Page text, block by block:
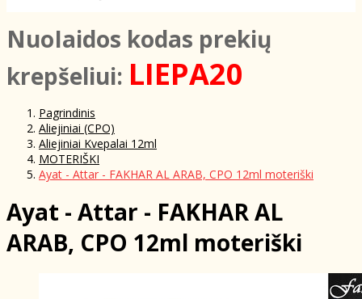
NuoIaidos kodas prekių
krepšeliui: LIEPA20
Pagrindinis
Aliejiniai (CPO)
Aliejiniai Kvepalai 12ml
MOTERIŠKI
Ayat - Attar - FAKHAR AL ARAB, CPO 12ml moteriški
Ayat - Attar - FAKHAR AL
ARAB, CPO 12ml moteriški